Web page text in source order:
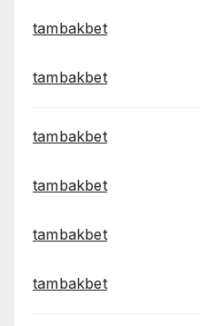
tambakbet
tambakbet
tambakbet
tambakbet
tambakbet
tambakbet